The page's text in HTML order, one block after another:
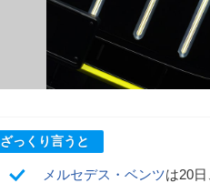
ざっくり言うと
メルセデス・ベンツは20